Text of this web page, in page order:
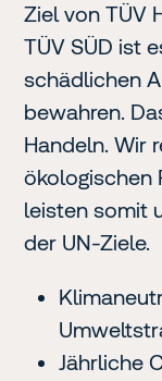
Ziel von TÜV
TÜV SÜD ist
schädlichen
bewahren.
Handeln. Wir
ökologischen
leisten somit
der UN-Ziele.
Jährliche